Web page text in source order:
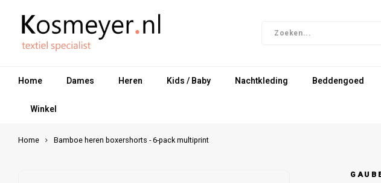
Home Dames Heren Kids / Baby Nachtkleding Beddengoed
Winkel
Home Bamboe heren boxershorts - 6-pack multiprint